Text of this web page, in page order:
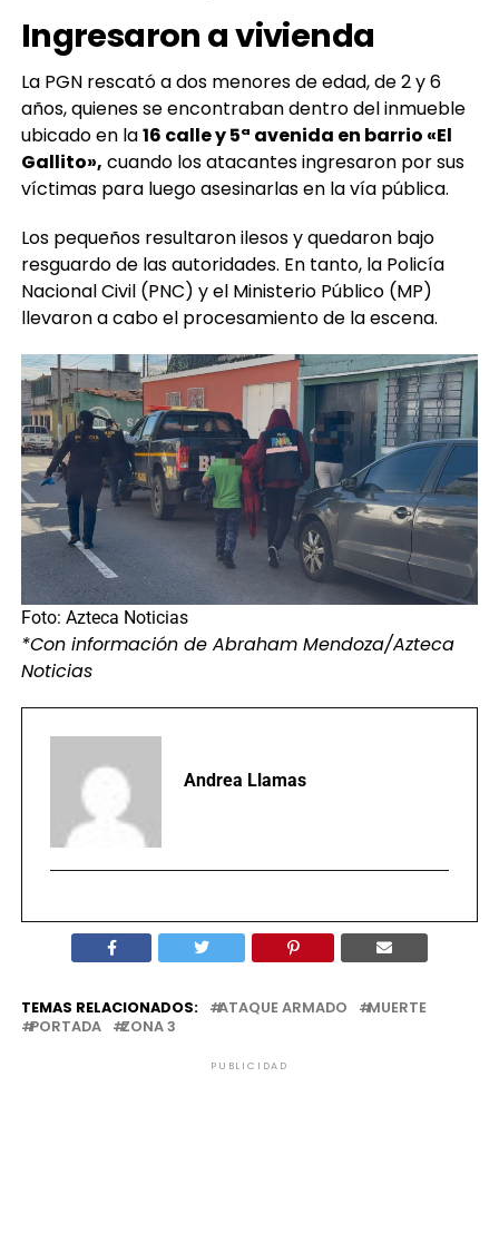
Ingresaron a vivienda
La PGN rescató a dos menores de edad, de 2 y 6
años, quienes se encontraban dentro del inmueble
ubicado en la16 calle y 5ª avenida en barrio «El
Gallito», cuando los atacantes ingresaron por sus
víctimas para luego asesinarlas en la vía pública.
Los pequeños resultaron ilesos y quedaron bajo
resguardo de las autoridades. En tanto, la Policía
Nacional Civil (PNC) y el Ministerio Público (MP)
llevaron a cabo el procesamiento de la escena.
Foto: Azteca Noticias
*Con información de Abraham Mendoza/Azteca
Noticias
Andrea Llamas
TEMAS RELACIONADOS: ATAQUE ARMADO
MUERTE
PORTADA
ZONA 3
PUBLICIDAD